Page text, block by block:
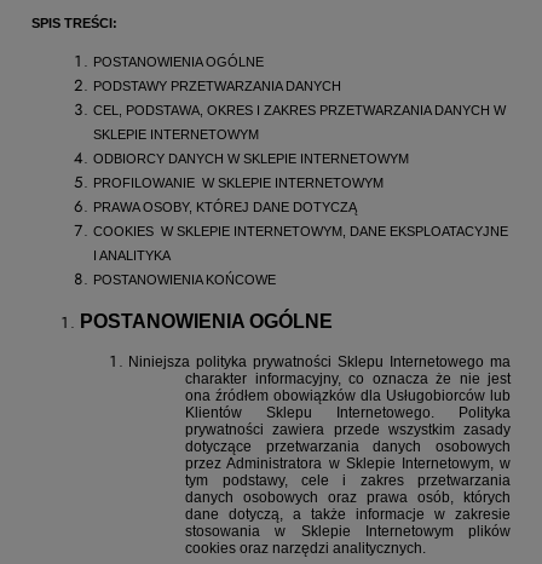
SPIS TREŚCI:
POSTANOWIENIA OGÓLNE
PODSTAWY PRZETWARZANIA DANYCH
CEL, PODSTAWA, OKRES I ZAKRES PRZETWARZANIA DANYCH W
SKLEPIE INTERNETOWYM
ODBIORCY DANYCH W SKLEPIE INTERNETOWYM
PROFILOWANIE W SKLEPIE INTERNETOWYM
PRAWA OSOBY, KTÓREJ DANE DOTYCZĄ
COOKIES W SKLEPIE INTERNETOWYM, DANE EKSPLOATACYJNE
I ANALITYKA
POSTANOWIENIA KOŃCOWE
POSTANOWIENIA OGÓLNE
Niniejsza polityka prywatności Sklepu Internetowego ma
charakter informacyjny, co oznacza że nie jest
ona źródłem obowiązków dla Usługobiorców lub
Klientów Sklepu Internetowego. Polityka
prywatności zawiera przede wszystkim zasady
dotyczące przetwarzania danych osobowych
przez Administratora w Sklepie Internetowym, w
tym podstawy, cele i zakres przetwarzania
danych osobowych oraz prawa osób, których
dane dotyczą, a także informacje w zakresie
stosowania w Sklepie Internetowym plików
cookies oraz narzędzi analitycznych.